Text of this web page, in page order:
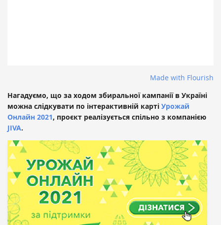
Made with Flourish
Нагадуємо, що за ходом збиральної кампанії в Україні
можна слідкувати по інтерактивній карті Урожай
Онлайн 2021, проєкт реалізується спільно з компанією
JIVA.